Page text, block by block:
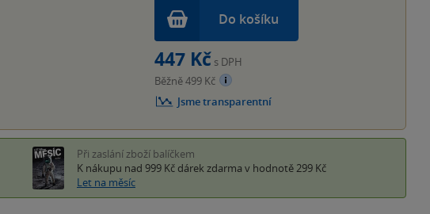
Do košíku
447 Kč s DPH
Běžně 499 Kč
Jsme transparentní
Při zaslání zboží balíčkem
K nákupu nad 999 Kč dárek zdarma v hodnotě 299 Kč
Let na měsíc